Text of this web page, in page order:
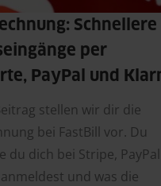
Schnellere
per
PayPal und
stellen wir dir die
bei FastBill vor. Du
du dich bei Stripe, PayPal
und was die